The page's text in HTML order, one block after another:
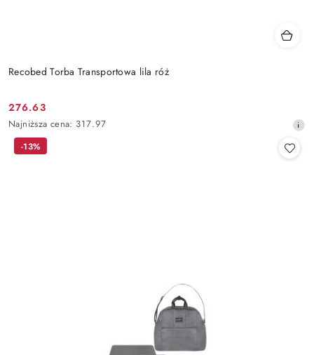
Recobed Torba Transportowa lila róż
Cena
promocyjna:
276.63
Najniższa
cena
Najniższa cena: 317.97
-13%